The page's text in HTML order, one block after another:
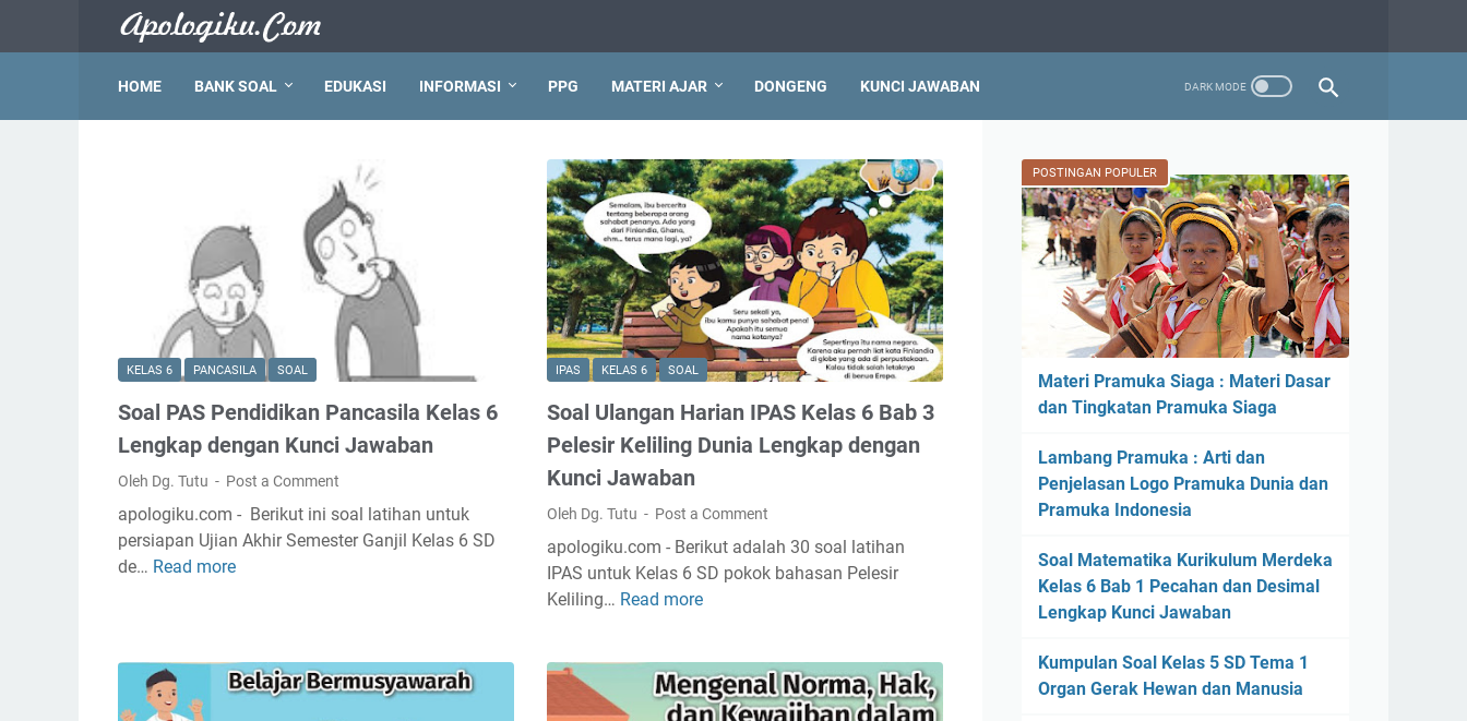
HOME BANK SOAL EDUKASI INFORMASI PPG MATERI AJAR DONGENG KUNCI JAWABAN
KELAS 6 PANCASILA SOAL
Soal PAS Pendidikan Pancasila Kelas 6
Lengkap dengan Kunci Jawaban
Oleh Dg. Tutu Post a Comment
apologiku.com - Berikut ini soal latihan untuk
persiapan Ujian Akhir Semester Ganjil Kelas 6 SD
de… Read more
P
A
IPAS KELAS 6 SOAL
Soal Ulangan Harian IPAS Kelas 6 Bab 3
Pelesir Keliling Dunia Lengkap dengan
Kunci Jawaban
Oleh Dg. Tutu Post a Comment
apologiku.com - Berikut adalah 30 soal latihan
IPAS untuk Kelas 6 SD pokok bahasan Pelesir
Keliling… Read more
l
U
POSTINGAN POPULER
Materi Pramuka Siaga : Materi Dasar
dan Tingkatan Pramuka Siaga
Lambang Pramuka : Arti dan
Penjelasan Logo Pramuka Dunia dan
Pramuka Indonesia
Soal Matematika Kurikulum Merdeka
Kelas 6 Bab 1 Pecahan dan Desimal
Lengkap Kunci Jawaban
Kumpulan Soal Kelas 5 SD Tema 1
Organ Gerak Hewan dan Manusia